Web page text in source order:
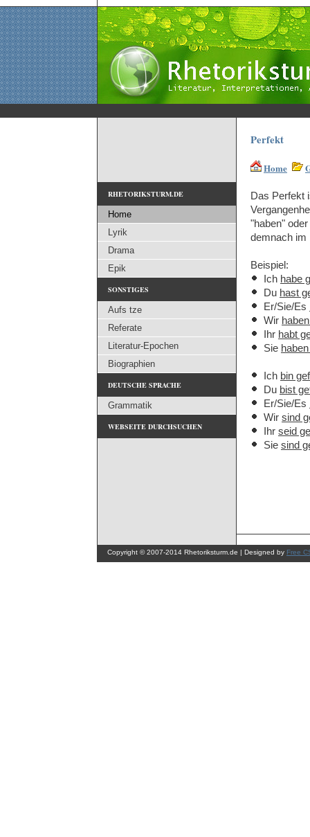
Perfekt
Home
Das Perfekt
"haben"
demnach im
Beispiel:
Ich habe
Du hast
Er/Sie/Es
Wir
Ihr habt
Sie
Ich bin
Du bist
Er/Sie/Es
Wir sind
Ihr seid
Sie sind
RHETORIKSTURM.DE
Home
Lyrik
Drama
Epik
SONSTIGES
Aufs tze
Referate
Literatur-Epochen
Biographien
DEUTSCHE SPRACHE
Grammatik
WEBSEITE DURCHSUCHEN
Copyright © 2007-2014 Rhetoriksturm.de | Designed by Free